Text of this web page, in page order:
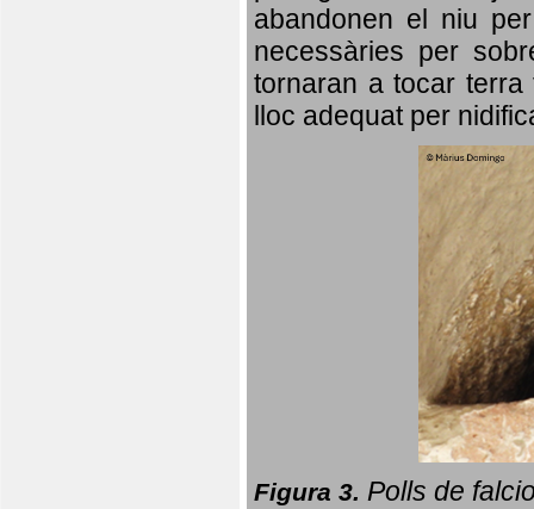
abandonen el niu
necessàries per
tornaran a tocar
lloc adequat per
Figura 3. Polls de